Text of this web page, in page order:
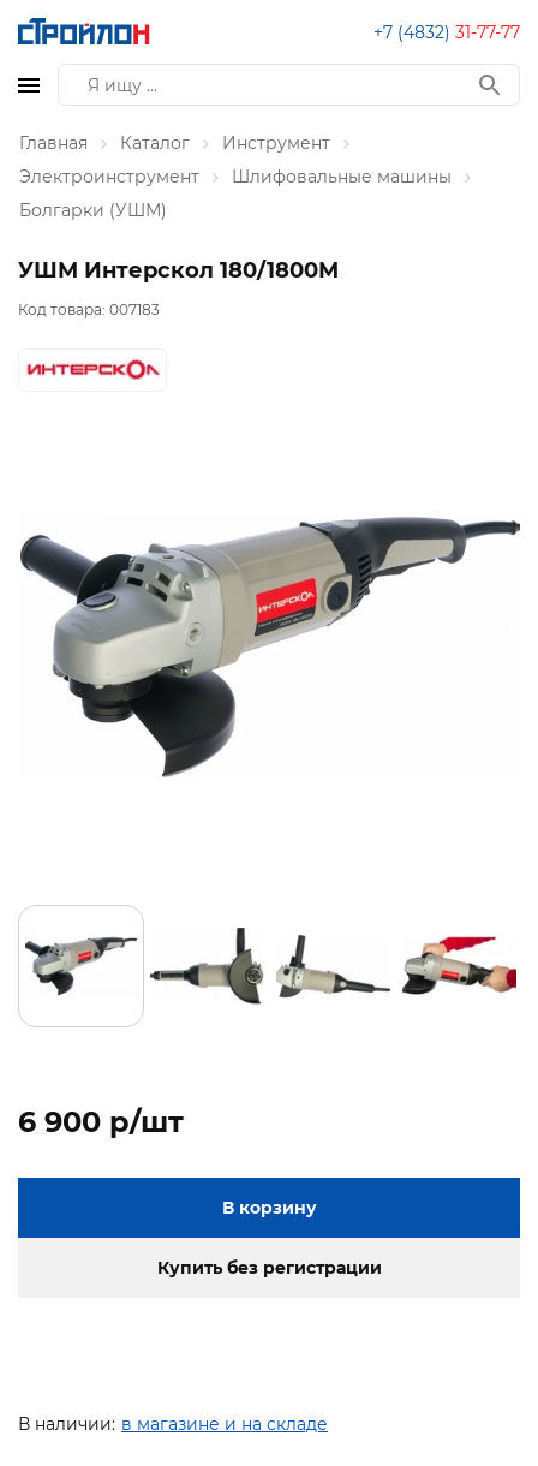
+7 (4832) 31-77-77
Главная Каталог
Инструмент
Электроинструмент
Шлифовальные машины
Болгарки (УШМ)
УШМ Интерскол 180/1800М
Код товара: 007183
6 900 p/шт
В корзину
Купить без регистрации
В наличии: в магазине и на складе